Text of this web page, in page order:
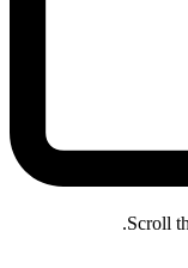
Scroll
.